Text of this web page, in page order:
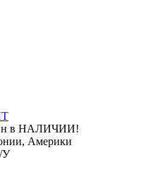
в НАЛИЧИИ!
Америки
У